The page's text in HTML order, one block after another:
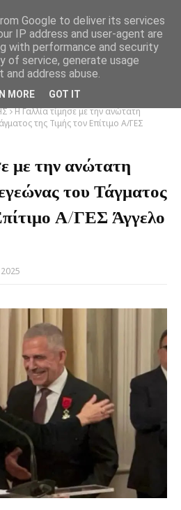
H Γαλλία τίμησε με την ανώτατη
της Τιμής τον Επίτιμο Α/ΓΕΣ
με την ανώτατη
του Τάγματος
Α/ΓΕΣ Άγγελο
Google to deliver its services
IP address and user-agent are
with performance and security
of service, generate usage
address abuse.
MORE GOT IT